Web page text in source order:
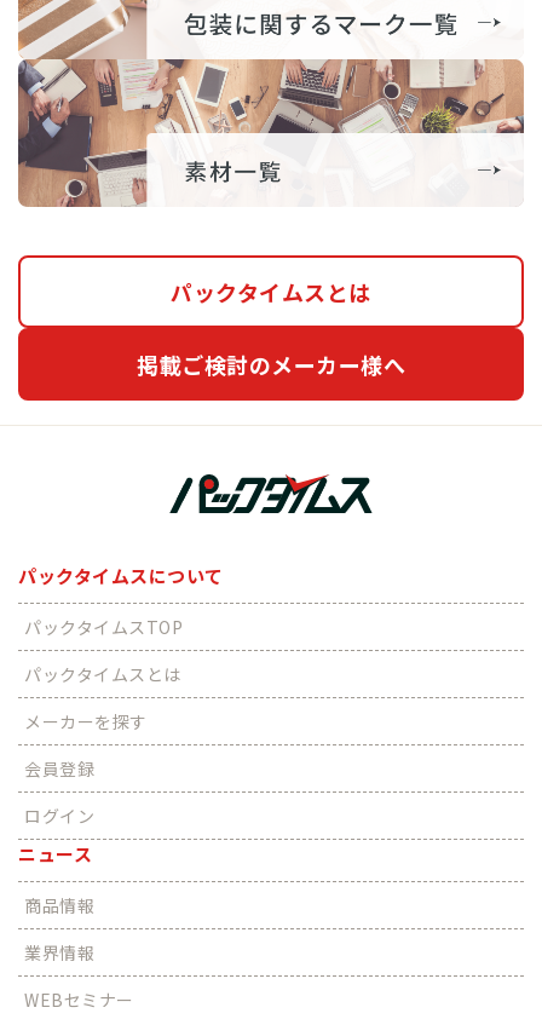
パックタイムスとは
掲載ご検討のメーカー様へ
パックタイムスについて
パックタイムスTOP
パックタイムスとは
メーカーを探す
会員登録
ログイン
ニュース
商品情報
業界情報
WEBセミナー